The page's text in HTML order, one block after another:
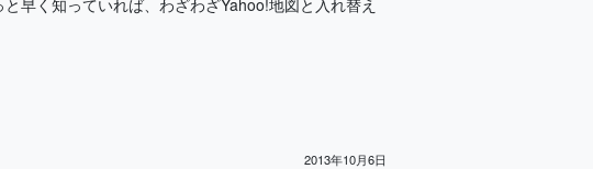
早く知っていれば、わざわざYahoo!地図と入れ替え
2013年10月6日